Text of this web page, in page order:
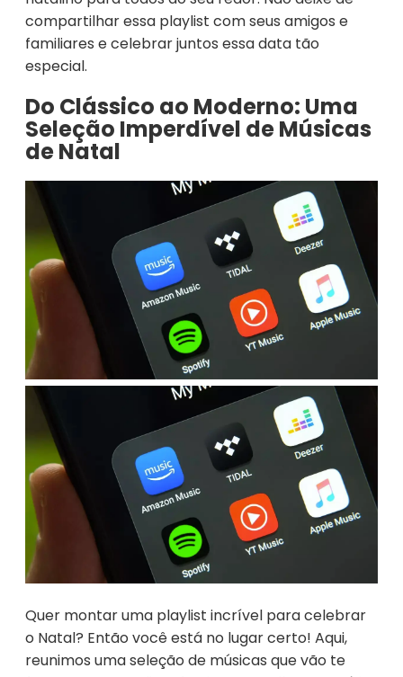
compartilhar essa playlist com seus amigos e
familiares e celebrar juntos essa data tão
especial.
Do Clássico ao Moderno: Uma
Seleção Imperdível de Músicas
de Natal
Quer montar uma playlist incrível para celebrar
o Natal? Então você está no lugar certo! Aqui,
reunimos uma seleção de músicas que vão te